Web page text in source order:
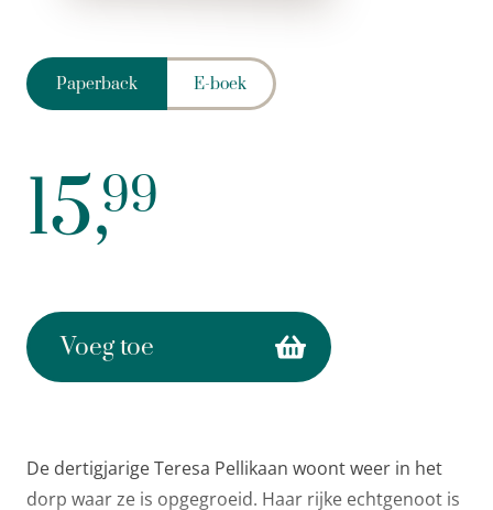
Paperback E-boek
15,99
Voeg toe
De dertigjarige Teresa Pellikaan woont weer in het
dorp waar ze is opgegroeid. Haar rijke echtgenoot is